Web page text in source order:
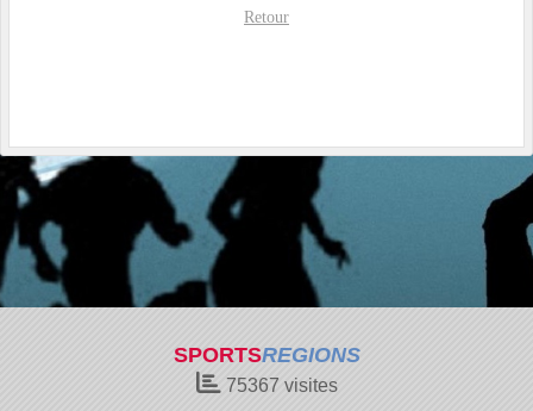
Retour
SPORTSREGIONS
75367 visites